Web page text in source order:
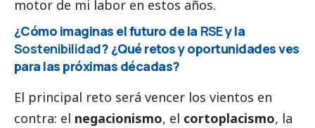
motor de mi labor en estos años.
¿Cómo imaginas el futuro de la RSEy la
Sostenibilidad? ¿Qué retos y oportunidades ves
para las próximas décadas?
El principal reto será vencer los vientos en
contra: el negacionismo, el cortoplacismo, la